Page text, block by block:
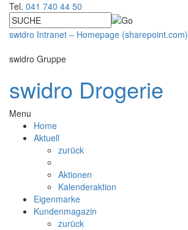
Tel. 041 740 44 50
swidro Intranet – Homepage (sharepoint.com)
swidro Gruppe
swidro Drogerie
Menu
Home
Aktuell
zurück
Aktionen
Kalenderaktion
Eigenmarke
Kundenmagazin
zurück